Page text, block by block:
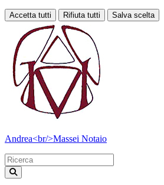
Accetta tutti Rifiuta tutti Salva scelta
Loading...
Andrea<br/>Massei Notaio